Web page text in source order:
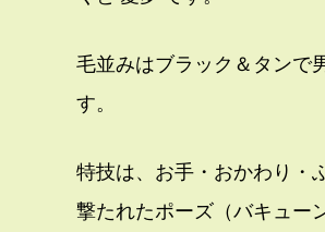
毛並みはブラック＆タンで
す。
特技は、お手・おかわり・
撃たれたポーズ（バキュー